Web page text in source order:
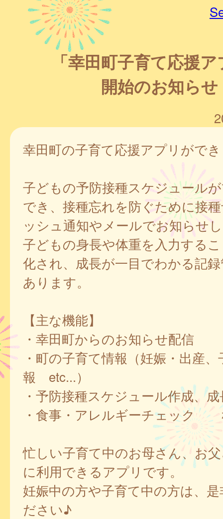
「幸田町子育て応援
開始のお知らせ
幸田町の子育て応援アプリがで
子どもの予防接種スケジュール
でき、接種忘れを防ぐために接
ッシュ通知やメールでお知らせ
子どもの身長や体重を入力する
化され、成長が一目でわかる記
あります。
【主な機能】
・幸田町からのお知らせ配信
・町の子育て情報（妊娠・出産
報 etc...）
・予防接種スケジュール作成、
・食事・アレルギーチェック
忙しい子育て中のお母さん、お
に利用できるアプリです。
妊娠中の方や子育て中の方は、
ださい♪